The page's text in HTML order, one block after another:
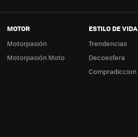
MOTOR
Motorpasión
Motorpasión Moto
ESTILO DE VIDA
Trendencias
Decoesfera
Compradiccion